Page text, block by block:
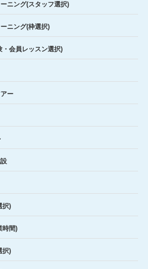
ニング(スタッフ選択)
ニング(枠選択)
・会員レッスン選択)
ー
択)
時間)
択)